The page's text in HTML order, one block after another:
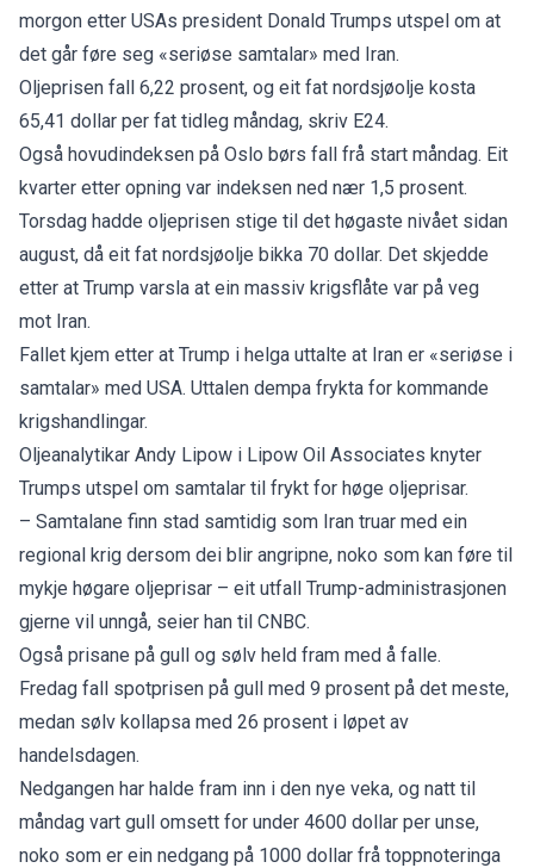
morgon etter USAs president Donald Trumps utspel om at
det går føre seg «seriøse samtalar» med Iran.
Oljeprisen fall 6,22 prosent, og eit fat nordsjøolje kosta
65,41 dollar per fat tidleg måndag, skriv E24.
Også hovudindeksen på Oslo børs fall frå start måndag. Eit
kvarter etter opning var indeksen ned nær 1,5 prosent.
Torsdag hadde oljeprisen stige til det høgaste nivået sidan
august, då eit fat nordsjøolje bikka 70 dollar. Det skjedde
etter at Trump varsla at ein massiv krigsflåte var på veg
mot Iran.
Fallet kjem etter at Trump i helga uttalte at Iran er «seriøse i
samtalar» med USA. Uttalen dempa frykta for kommande
krigshandlingar.
Oljeanalytikar Andy Lipow i Lipow Oil Associates knyter
Trumps utspel om samtalar til frykt for høge oljeprisar.
– Samtalane finn stad samtidig som Iran truar med ein
regional krig dersom dei blir angripne, noko som kan føre til
mykje høgare oljeprisar – eit utfall Trump-administrasjonen
gjerne vil unngå, seier han til CNBC.
Også prisane på gull og sølv held fram med å falle.
Fredag fall spotprisen på gull med 9 prosent på det meste,
medan sølv kollapsa med 26 prosent i løpet av
handelsdagen.
Nedgangen har halde fram inn i den nye veka, og natt til
måndag vart gull omsett for under 4600 dollar per unse,
noko som er ein nedgang på 1000 dollar frå toppnoteringa